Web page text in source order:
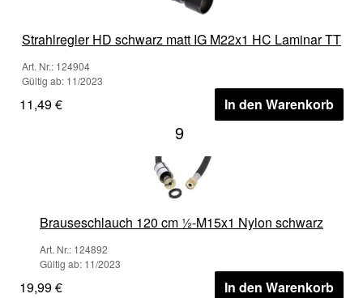
Strahlregler HD schwarz matt IG M22x1 HC Laminar TT
Art. Nr.: 124904
Gültig ab: 11/2023
11,49 € In den Warenkorb
9
Brauseschlauch 120 cm ½-M15x1 Nylon schwarz
Art. Nr.: 124892
Gültig ab: 11/2023
19,99 € In den Warenkorb